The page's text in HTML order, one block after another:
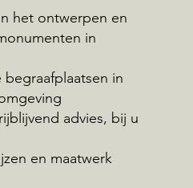
het ontwerpen en
in
in
advies, bij u
en maatwerk